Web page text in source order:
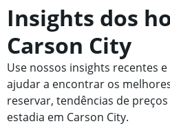
Insights dos
Carson City
Use nossos insights recentes
ajudar a encontrar os
reservar, tendências de
estadia em Carson City.